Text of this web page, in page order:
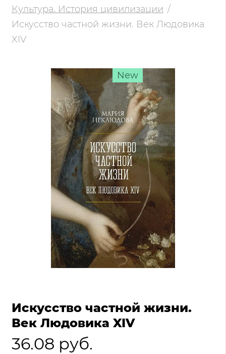
Культура. История цивилизации
Искусство частной жизни. Век Людовика
XIV
New
Искусство частной жизни.
Век Людовика XIV
36.08 руб.